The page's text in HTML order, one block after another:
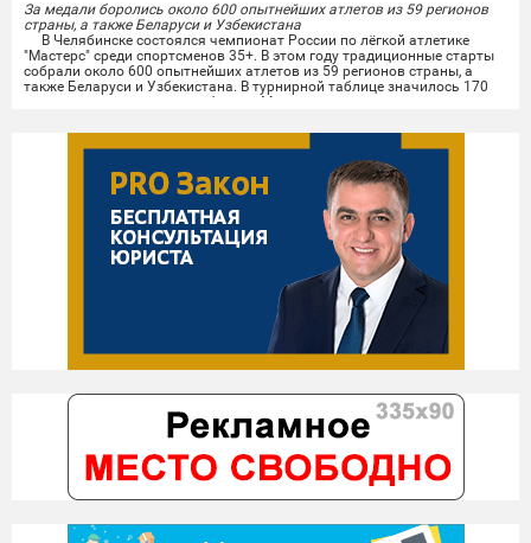
За медали боролись около 600 опытнейших атлетов из 59 регионов
страны, а также Беларуси и Узбекистана
В Челябинске состоялся чемпионат России по лёгкой атлетике
"Мастерс" среди спортсменов 35+. В этом году традиционные старты
собрали около 600 опытнейших атлетов из 59 регионов страны, а
также Беларуси и Узбекистана. В турнирной таблице значилось 170
городов, среди которых и сборная Миасса.
личных дистанциях и в командной эстафете....